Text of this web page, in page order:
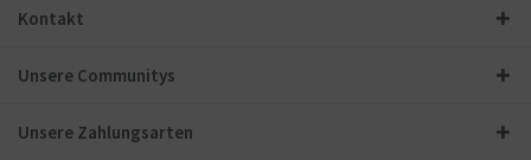
Kontakt
Unsere Communitys
Unsere Zahlungsarten